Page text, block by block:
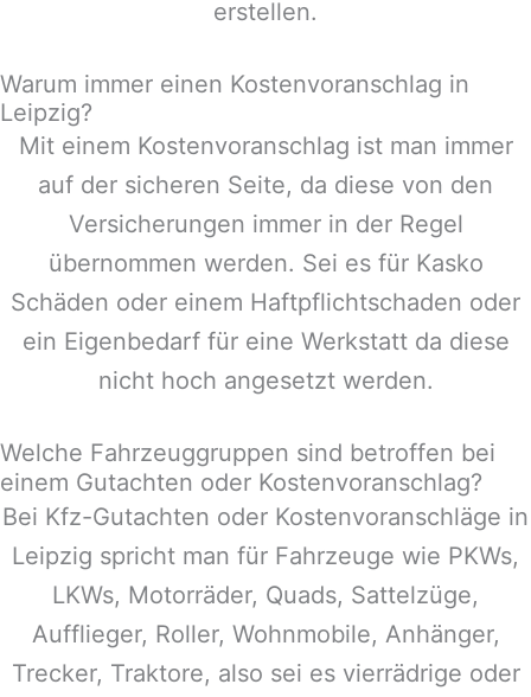
erstellen.
Warum immer einen Kostenvoranschlag in
Leipzig?
Mit einem Kostenvoranschlag ist man immer
auf der sicheren Seite, da diese von den
Versicherungen immer in der Regel
übernommen werden. Sei es für Kasko
Schäden oder einem Haftpflichtschaden oder
ein Eigenbedarf für eine Werkstatt da diese
nicht hoch angesetzt werden.
Welche Fahrzeuggruppen sind betroffen bei
einem Gutachten oder Kostenvoranschlag?
Bei Kfz-Gutachten oder Kostenvoranschläge in
Leipzig spricht man für Fahrzeuge wie PKWs,
LKWs, Motorräder, Quads, Sattelzüge,
Aufflieger, Roller, Wohnmobile, Anhänger,
Trecker, Traktore, also sei es vierrädrige oder